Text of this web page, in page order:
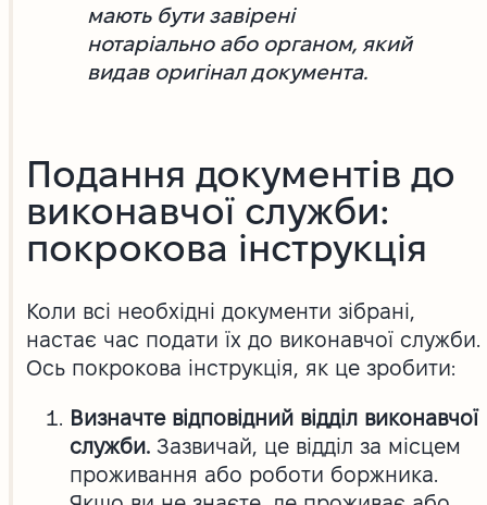
мають бути завірені
нотаріально або органом, який
видав оригінал документа.
Подання документів до
виконавчої служби:
покрокова інструкція
Коли всі необхідні документи зібрані,
настає час подати їх до виконавчої служби.
Ось покрокова інструкція, як це зробити:
Визначте відповідний відділ виконавчої
служби.Зазвичай, це відділ за місцем
проживання або роботи боржника.